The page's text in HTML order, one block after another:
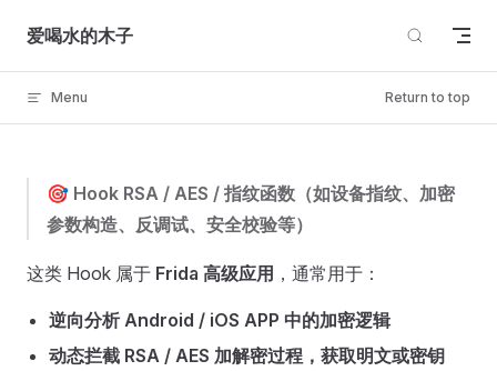
Skip to content
爱喝水的木子
Menu Return to top
🎯 Hook RSA / AES / 指纹函数（如设备指纹、加密
参数构造、反调试、安全校验等）
这类 Hook 属于 Frida 高级应用 ，通常用于：
逆向分析 Android / iOS APP 中的加密逻辑
动态拦截 RSA / AES 加解密过程，获取明文或密钥